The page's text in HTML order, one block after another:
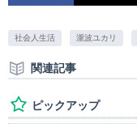
社会人生活 瀧波ユカリ
関連記事
ピックアップ